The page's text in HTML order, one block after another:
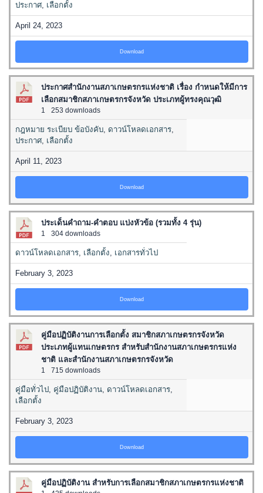
ประกาศ, เลือกตั้ง
April 24, 2023
Download
ประกาศสำนักงานสภาเกษตรกรแห่งชาติ เรื่อง กำหนดให้มีการ
เลือกสมาชิกสภาเกษตรกรจังหวัด ประเภทผู้ทรงคุณวุฒิ
1 253 downloads
กฎหมาย ระเบียบ ข้อบังคับ, ดาวน์โหลดเอกสาร,
ประกาศ, เลือกตั้ง
April 11, 2023
Download
ประเด็นคำถาม-คำตอบ แบ่งหัวข้อ (รวมทั้ง 4 รุ่น)
1 304 downloads
ดาวน์โหลดเอกสาร, เลือกตั้ง, เอกสารทั่วไป
February 3, 2023
Download
คู่มือปฏิบัติงานการเลือกตั้ง สมาชิกสภาเกษตรกรจังหวัด
ประเภทผู้แทนเกษตรกร สำหรับสำนักงานสภาเกษตรกรแห่ง
ชาติ และสำนักงานสภาเกษตรกรจังหวัด
1 715 downloads
คู่มือทั่วไป, คู่มือปฏิบัติงาน, ดาวน์โหลดเอกสาร,
เลือกตั้ง
February 3, 2023
Download
คู่มือปฏิบัติงาน สำหรับการเลือกสมาชิกสภาเกษตรกรแห่งชาติ